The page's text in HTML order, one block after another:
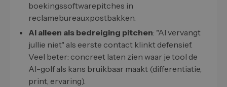
boekingssoftwarepitches in
reclamebureauxpostbakken.
AI alleen als bedreiging pitchen: "AI vervangt
jullie niet" als eerste contact klinkt defensief.
Veel beter: concreet laten zien waar je tool de
AI-golf als kans bruikbaar maakt (differentiatie,
print, ervaring).